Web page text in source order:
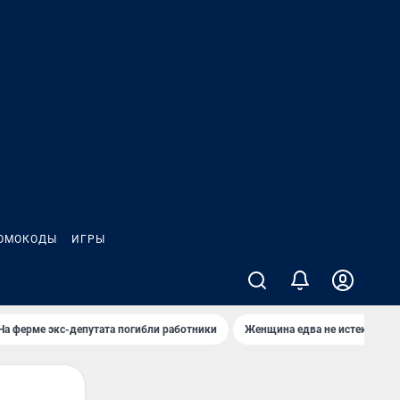
ИГРЫ
ферме экс-депутата погибли работники Женщина едва не истекла